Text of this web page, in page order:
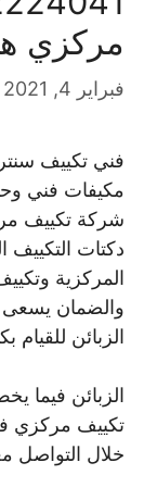
مركزي
فبراير 4, 2021
فني تكييف
مكيفات فني
شركة تكييف
دكتات
المركزية
والضمان يسعى
الزبائن للقيام
الزبائن فيما
تكييف مركزي
خلال التواصل